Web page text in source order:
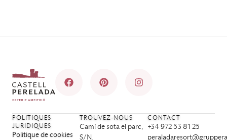
POLITIQUES
JURIDIQUES
Politique de cookies
TROUVEZ-NOUS
Camí de sota el parc,
S/N,
CONTACT
+34 972 53 81 25